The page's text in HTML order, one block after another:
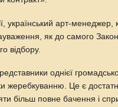
український арт-менеджер,
як до самого
відбору.
однієї громадської
жеребкуванню. Це є
більш повне бачення і